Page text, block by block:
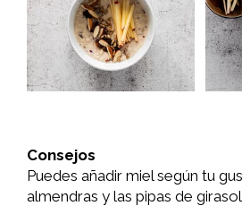
Consejos
Puedes añadir miel según tu
almendras y las pipas de